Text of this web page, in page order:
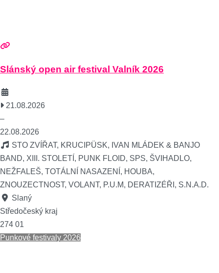
Slánský open air festival Valník 2026
21.08.2026
–
22.08.2026
STO ZVÍŘAT, KRUCIPÜSK, IVAN MLÁDEK & BANJO
BAND, XIII. STOLETÍ, PUNK FLOID, SPS, ŠVIHADLO,
NEŽFALEŠ, TOTÁLNÍ NASAZENÍ, HOUBA,
ZNOUZECTNOST, VOLANT, P.U.M, DERATIZÉŘI, S.N.A.D.
Slaný
Středočeský kraj
274 01
Punkové festivaly 2026